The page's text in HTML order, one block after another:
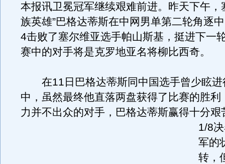
本报讯卫冕冠军继续艰难前进。昨天下午，
族英雄”巴格达蒂斯在中网男单第二轮角逐
4击败了塞尔维亚选手帕山斯基，挺进下一
赛中的对手将是克罗地亚名将柳比西奇。
在11日巴格达蒂斯同中国选手曾少眩进
中，虽然最终他直落两盘获得了比赛的胜利
力并不出众的对手，巴格达蒂斯赢得十分艰
1/8
军的
转，